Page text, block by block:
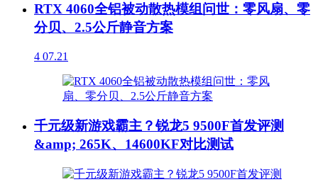
RTX 4060全铝被动散热模组问世：零风扇、零
分贝、2.5公斤静音方案
4 07.21
千元级新游戏霸主？锐龙5 9500F首发评测
&amp; 265K、14600KF对比测试